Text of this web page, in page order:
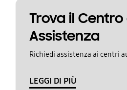
Trova il Centro
Assistenza
Richiedi assistenza ai centri
LEGGI DI PIÙ